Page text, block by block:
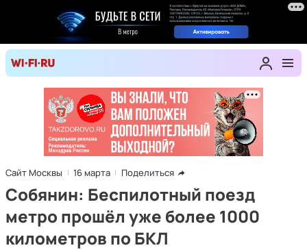
Сайт Москвы 16 марта Поделиться
Собянин: Беспилотный поезд
метро прошёл уже более 1000
километров по БКЛ